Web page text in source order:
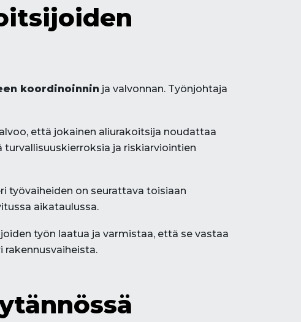
koordinoinnin ja valvonnan. Työnjohtaja
että jokainen aliurakoitsija noudattaa
ja riskiarviointien
työvaiheiden on seurattava toisiaan
aikataulussa.
työn laatua ja varmistaa, että se vastaa